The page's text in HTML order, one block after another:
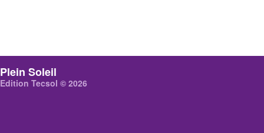
Plein Soleil
Edition Tecsol © 2026